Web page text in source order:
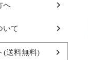
へ
いて
(送料無料)